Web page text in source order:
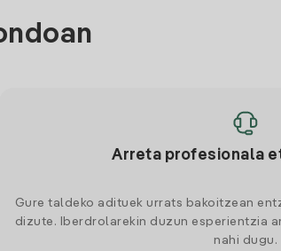
Arreta profesionala
Gure taldeko adituek urrats bakoitzean
dizute. Iberdrolarekin duzun esperientzia
nahi dugu.